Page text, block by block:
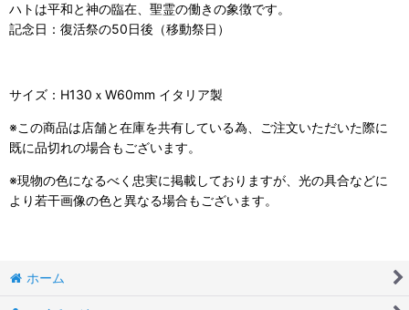
ハトは平和と神の臨在、聖霊の働きの象徴です。
記念日：復活祭の50日後（移動祭日）
サイズ：H130ｘW60mm イタリア製
※この商品は店舗と在庫を共有している為、ご注文いただいた際に
既に品切れの場合もございます。
※現物の色になるべく忠実に掲載しておりますが、光の具合などに
より若干画像の色と異なる場合もございます。
ホーム